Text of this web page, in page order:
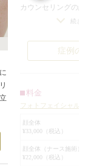
カウンセリングの
生成の活性化によ
った肌悩みを総合
ォトフェイシャル
心配がほとんどな
治療を初めて行う
の多い治療法です
肌の赤みやシミが
シミの大きさによ
て複数回、治療を
続き
症例
料金
フォトフェイシャル
顔全体
¥33,000（税込）
顔全体（ナース施術）
¥22,000（税込）